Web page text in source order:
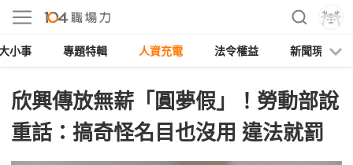
小事 專題特輯 人資充電 法令權益 新聞現場
欣興傳放無薪「圓夢假」！勞動部說
重話：搞奇怪名目也沒用 違法就罰